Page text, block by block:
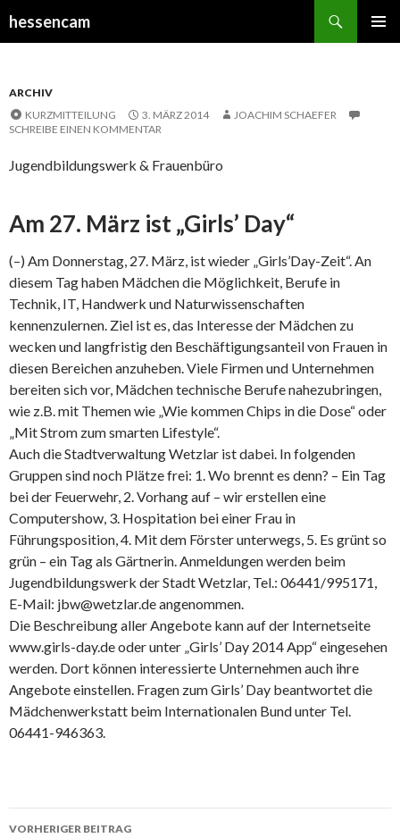
hessencam
ARCHIV
KURZMITTEILUNG
3. MÄRZ 2014
JOACHIM SCHAEFER
SCHREIBE EINEN KOMMENTAR
Jugendbildungswerk & Frauenbüro
Am 27. März ist „Girls’ Day“
(–) Am Donnerstag, 27. März, ist wieder „Girls’Day-Zeit“. An
diesem Tag haben Mädchen die Möglichkeit, Berufe in
Technik, IT, Handwerk und Naturwissenschaften
kennenzulernen. Ziel ist es, das Interesse der Mädchen zu
wecken und langfristig den Beschäftigungsanteil von Frauen in
diesen Bereichen anzuheben. Viele Firmen und Unternehmen
bereiten sich vor, Mädchen technische Berufe nahezubringen,
wie z.B. mit Themen wie „Wie kommen Chips in die Dose“ oder
„Mit Strom zum smarten Lifestyle“.
Auch die Stadtverwaltung Wetzlar ist dabei. In folgenden
Gruppen sind noch Plätze frei: 1. Wo brennt es denn? – Ein Tag
bei der Feuerwehr, 2. Vorhang auf – wir erstellen eine
Computershow, 3. Hospitation bei einer Frau in
Führungsposition, 4. Mit dem Förster unterwegs, 5. Es grünt so
grün – ein Tag als Gärtnerin. Anmeldungen werden beim
Jugendbildungswerk der Stadt Wetzlar, Tel.: 06441/995171,
E-Mail: jbw@wetzlar.de angenommen.
Die Beschreibung aller Angebote kann auf der Internetseite
www.girls-day.de oder unter „Girls’ Day 2014 App“ eingesehen
werden. Dort können interessierte Unternehmen auch ihre
Angebote einstellen. Fragen zum Girls’ Day beantwortet die
Mädchenwerkstatt beim Internationalen Bund unter Tel.
06441-946363.
Beitrags-
VORHERIGER BEITRAG